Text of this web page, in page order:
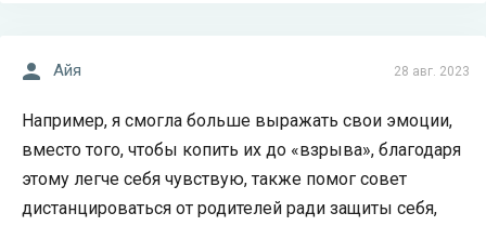
28 авг. 2023
Айя
Например, я смогла больше выражать свои эмоции,
вместо того, чтобы копить их до «взрыва», благодаря
этому легче себя чувствую, также помог совет
дистанцироваться от родителей ради защиты себя,